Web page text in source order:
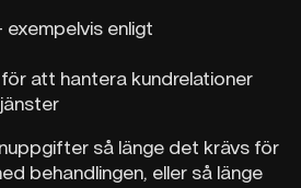
exempelvis enligt
att hantera kundrelationer
så länge det krävs för
behandlingen, eller så länge